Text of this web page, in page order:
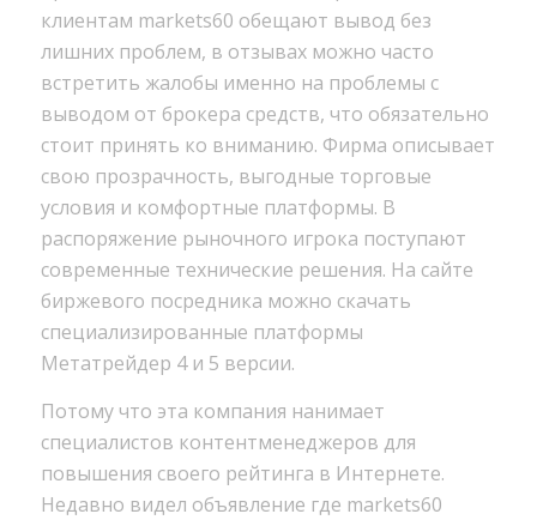
клиентам markets60 обещают вывод без
лишних проблем, в отзывах можно часто
встретить жалобы именно на проблемы с
выводом от брокера средств, что обязательно
стоит принять ко вниманию. Фирма описывает
свою прозрачность, выгодные торговые
условия и комфортные платформы. В
распоряжение рыночного игрока поступают
современные технические решения. На сайте
биржевого посредника можно скачать
специализированные платформы
Метатрейдер 4 и 5 версии.
Потому что эта компания нанимает
специалистов контентменеджеров для
повышения своего рейтинга в Интернете.
Недавно видел объявление где markets60